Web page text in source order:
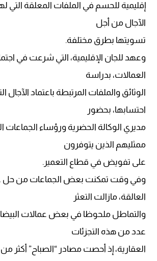
إقليمية للحسم في الملفات المعلقة التي
الآجال من أجل
تسويتها بطرق مختلفة.
وعهد للجان الإقليمية، التي شرعت في
العمالات، بدراسة
الوثائق والملفات المرتبطة باعتماد الآجال
احتسابها، بحضور
مديري الوكالة الحضرية ورؤساء الجماعات
ممثليهم الذين يتوفرون
على تفويض في قطاع التعمير.
وفي وقت تمكنت بعض الجماعات من حل
العالقة، مازالت التعثر
والتماطل ملحوظا في بعض عمالات البيضاء
عدد من هذه التجزئات
العقارية، إذ أحصت مصادر “الصباح” أكثر